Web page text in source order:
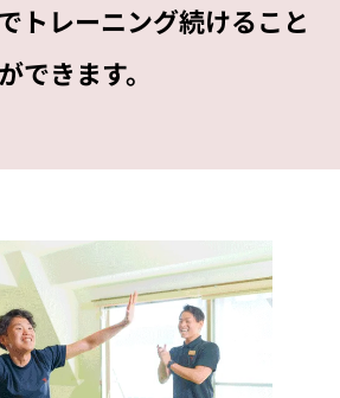
トレーニング続けること
ができます。